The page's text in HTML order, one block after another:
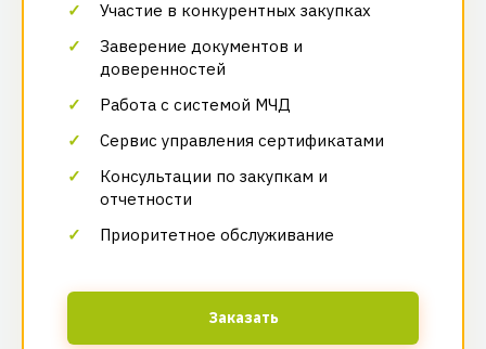
Участие в конкурентных закупках
Заверение документов и
доверенностей
Работа с системой МЧД
Сервис управления сертификатами
Консультации по закупкам и
отчетности
Приоритетное обслуживание
Заказать